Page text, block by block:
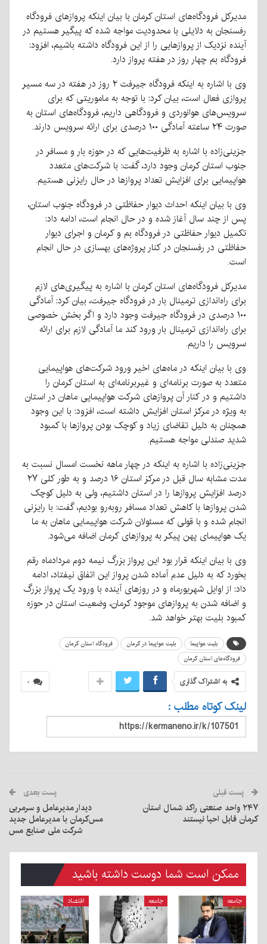
مدیرکل فرودگاه‌های استان کرمان با بیان اینکه پروازهای فرودگاه
رفسنجان به دلایلی با محدودیت مواجه شده که پیگیر هستیم در
آینده نزدیک از پروازهایی را از این فرودگاه داشته باشیم، افزود:
فرودگاه بم چهار روز در هفته پرواز دارد.
وی با اشاره به اینکه فرودگاه جیرفت ۲ روز در هفته در سه مسیر
پروازی فعال است، بیان کرد: با توجه به ماموریتی که برای
سرویس‌های هوانوردی و فرودگاهی داریم، فرودگاه‌های استان به
صورت ۲۴ ساعته آمادگی ۱۰۰ درصدی برای ارائه سرویس دارند.
جزینی‌زاده با اشاره به ظرفیت‌هایی که در حوزه بار و مسافر در
جنوب استان کرمان وجود دارد، گفت: با شرکت‌های متعدد
هواپیمایی برای افزایش تعداد پروازها در حال رایزنی هستیم.
وی با بیان اینکه احداث دیوار حفاظتی در فرودگاه جنوب استان،
پس از چند سال آغاز شده و در حال انجام است، ادامه داد:
تکمیل دیوار حفاظتی در فرودگاه بم و کرمان و اجرای دیوار
حفاظتی در رفسنجان در کنار پروژه‌های بهسازی در حال انجام
است.
مدیرکل فرودگاه‌های استان کرمان با اشاره به پیگیری‌های لازم
برای راه‌اندازی ترمینال بار در فرودگاه جیرفت، بیان کرد: آمادگی
۱۰۰ درصدی در فرودگاه جیرفت وجود دارد و اگر بخش خصوصی
برای راه‌اندازی ترمینال بار ورود کند ما آمادگی لازم برای ارائه
سرویس را داریم.
وی با بیان اینکه در ماه‌های اخیر ورود شرکت‌های هواپیمایی
متعدد به صورت برنامه‌ای و غیربرنامه‌ای به استان کرمان را
داشتیم و در کنار آن پروازهای شرکت هواپیمایی ماهان در استان
به ویژه در مرکز استان افزایش داشته است، افزود: با این وجود
همچنان به دلیل تقاضای زیاد و کوچک بودن پروازها با کمبود
شدید صندلی مواجه هستیم.
جزینی‌زاده با اشاره به اینکه در چهار ماهه نخست امسال نسبت به
مدت مشابه سال قبل در مرکز استان ۱۶ درصد و به طور کلی ۲۷
درصد افزایش پروازها را در استان داشتیم، ولی به دلیل کوچک
شدن پروازها با کاهش تعداد مسافر روبه‌رو بودیم، گفت: با رایزنی
انجام شده و با قولی که مسئولان شرکت هواپیمایی ماهان به ما
یک هواپیمای پهن پیکر به پروازهای کرمان اضافه می‌شود.
وی با بیان اینکه قرار بود این پرواز بزرگ نیمه دوم مردادماه رقم
بخورد که به دلیل عدم آماده شدن پرواز این اتفاق نیفتاد، ادامه
داد: از اوایل شهریورماه و در روزهای آینده با ورود یک پرواز بزرگ
و اضافه شدن به پروازهای موجود کرمان، وضعیت استان در حوزه
کمبود بلیت بهتر خواهد شد.
بلیت هواپیما بلیت هواپیما در کرمان
فرودگاه‌‌ استان کرمان
فرودگاه‌های استان کرمان
۰ به اشتراک گذاری
لینک کوتاه مطلب :
پست قبلی
۲۴۷ واحد صنعتی راکد شمال استان
کرمان قابل احیا نیستند
پست بعدی
دیدار مدیرعامل و سرمربی
مس‌کرمان با مدیرعامل جدید
شرکت ملی صنایع مس
ممکن است شما دوست داشته باشید
جامعه جامعه اقتصاد